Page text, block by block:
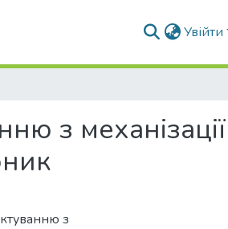
Увійти
з механізації
з